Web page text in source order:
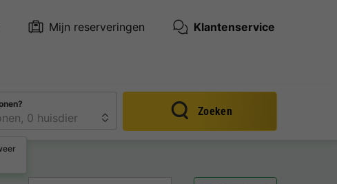
Mijn reserveringen Klantenservice
Zoeken